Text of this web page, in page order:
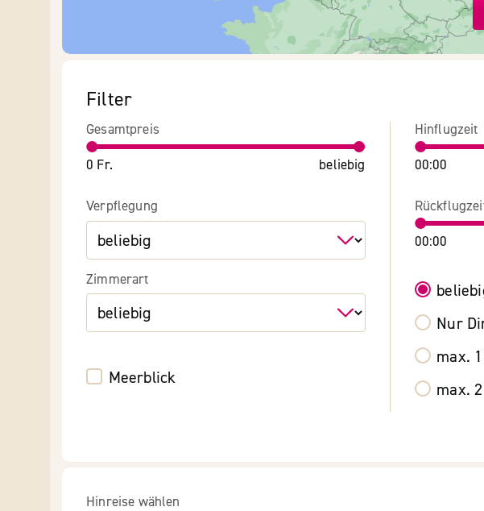
Filter
Gesamtpreis
0 Fr. beliebig
Verpflegung
Zimmerart
Meerblick
Hinflugzeit
00:00
00:00
Nur
max.
max.
Hinreise wählen